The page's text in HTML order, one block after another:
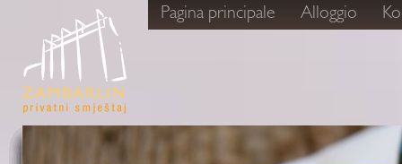
Pagina principale Alloggio